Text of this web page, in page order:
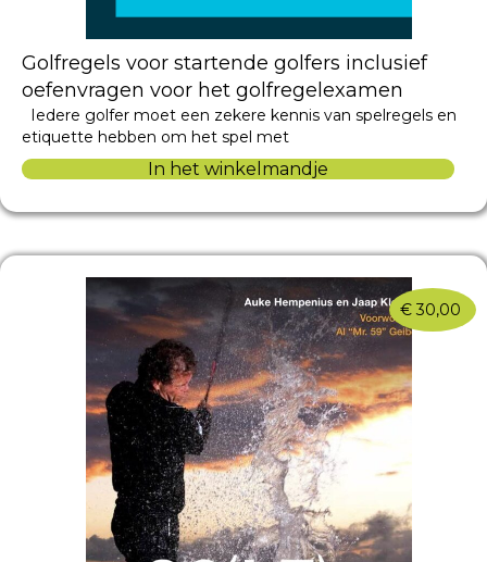
Golfregels voor startende golfers inclusief
oefenvragen voor het golfregelexamen
Iedere golfer moet een zekere kennis van spelregels en
etiquette hebben om het spel met
In het winkelmandje
€ 30,00